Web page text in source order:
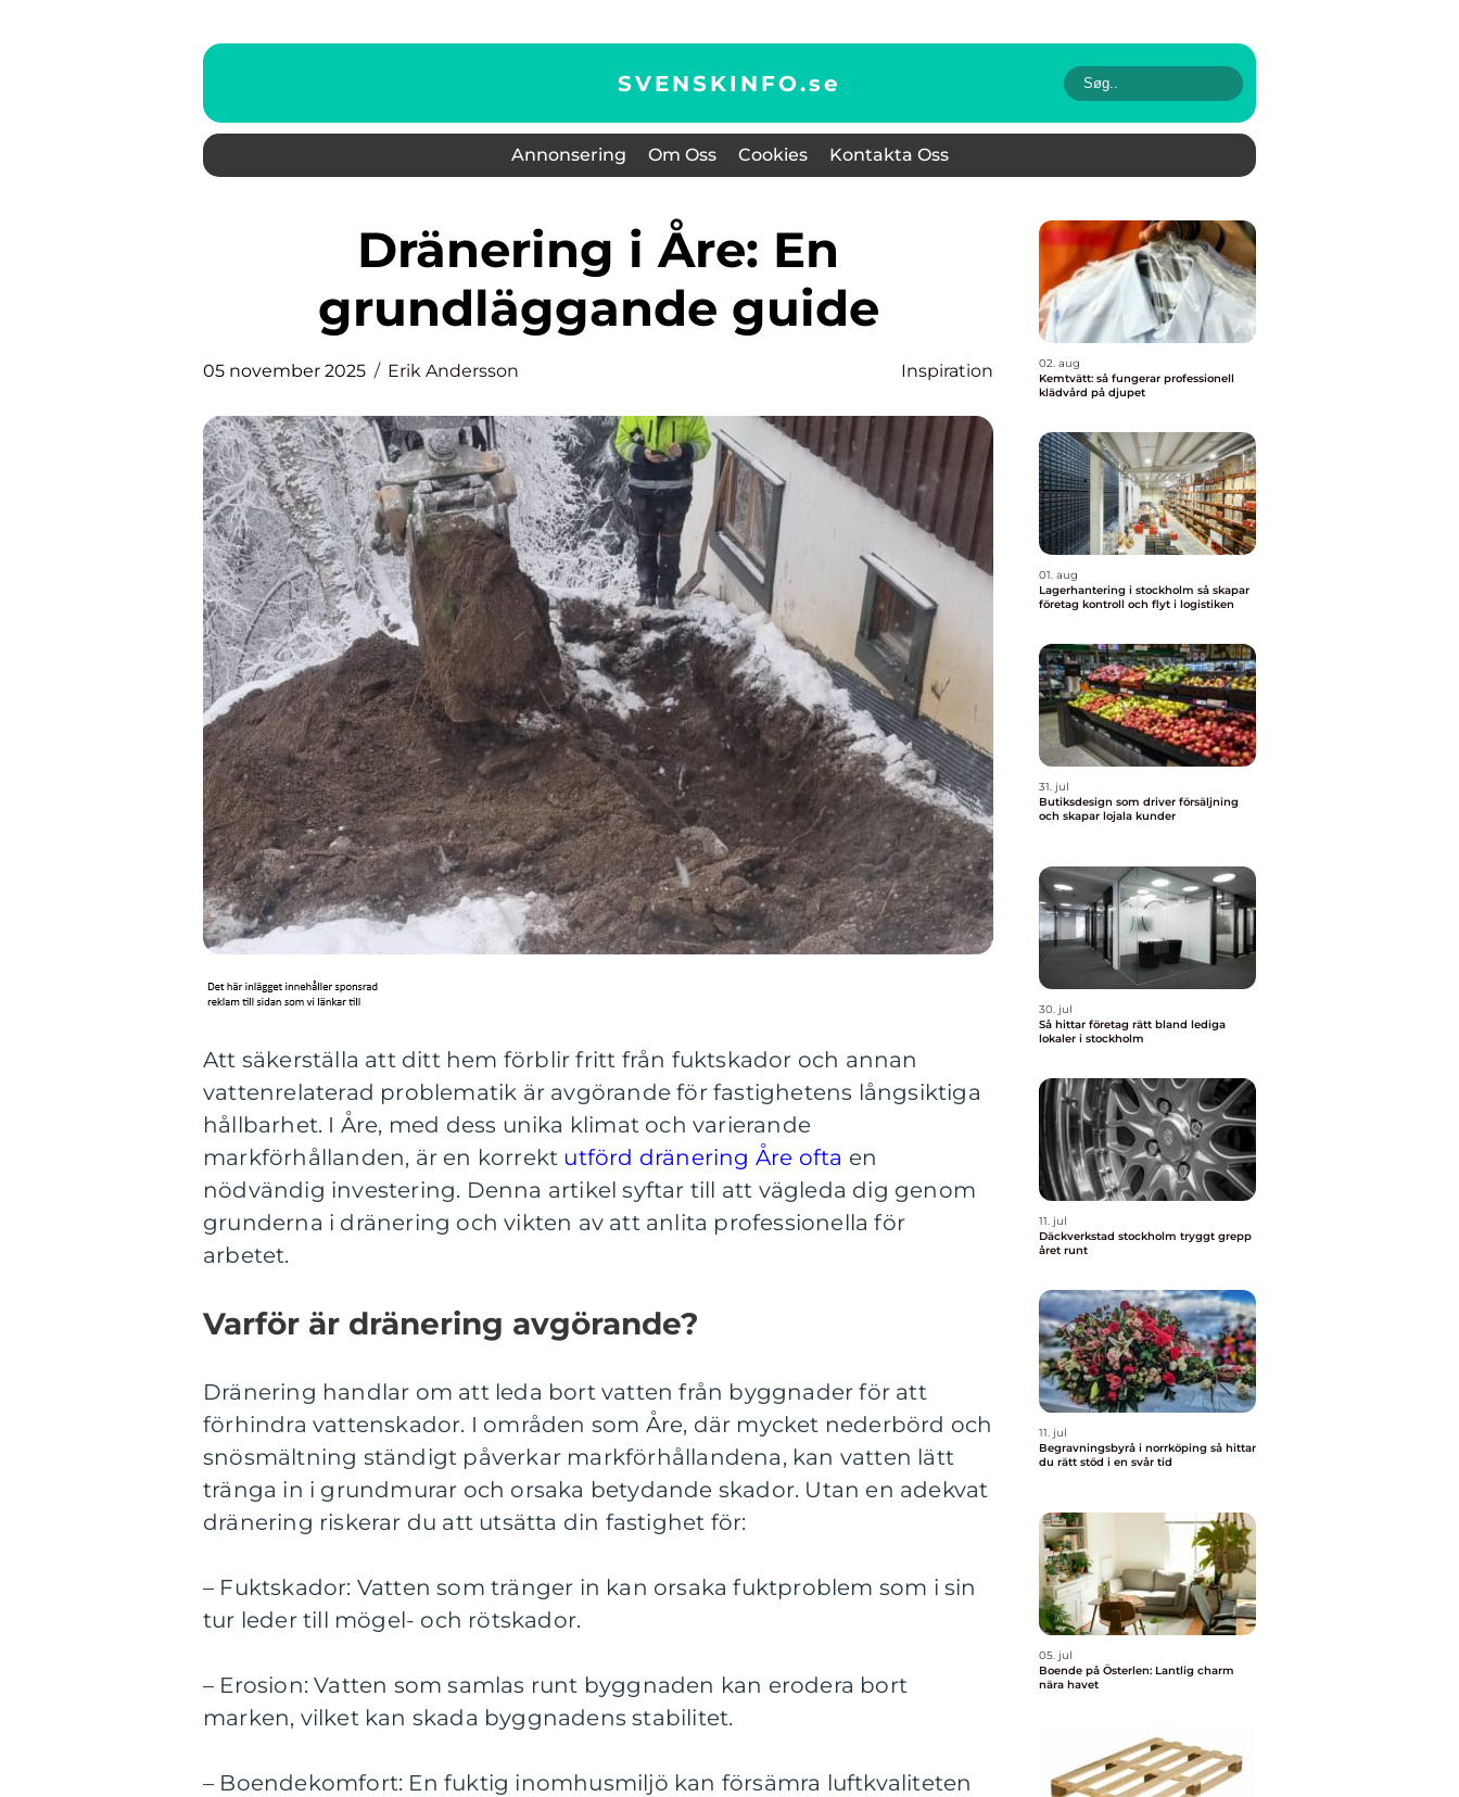
SVENSKINFO.se
Annonsering Om Oss Cookies Kontakta Oss
Dränering i Åre: En
grundläggande guide
05 november 2025 Erik Andersson Inspiration
Att säkerställa att ditt hem förblir fritt från fuktskador och annan
vattenrelaterad problematik är avgörande för fastighetens långsiktiga
hållbarhet. I Åre, med dess unika klimat och varierande
markförhållanden, är en korrekt utförd dränering Åre ofta en
nödvändig investering. Denna artikel syftar till att vägleda dig genom
grunderna i dränering och vikten av att anlita professionella för
arbetet.
Varför är dränering avgörande?
Dränering handlar om att leda bort vatten från byggnader för att
förhindra vattenskador. I områden som Åre, där mycket nederbörd och
snösmältning ständigt påverkar markförhållandena, kan vatten lätt
tränga in i grundmurar och orsaka betydande skador. Utan en adekvat
dränering riskerar du att utsätta din fastighet för:
– Fuktskador: Vatten som tränger in kan orsaka fuktproblem som i sin
tur leder till mögel- och rötskador.
– Erosion: Vatten som samlas runt byggnaden kan erodera bort
marken, vilket kan skada byggnadens stabilitet.
– Boendekomfort: En fuktig inomhusmiljö kan försämra luftkvaliteten
02. aug
Kemtvätt: så fungerar professionell
klädvård på djupet
01. aug
Lagerhantering i stockholm så skapar
företag kontroll och flyt i logistiken
31. jul
Butiksdesign som driver försäljning
och skapar lojala kunder
30. jul
Så hittar företag rätt bland lediga
lokaler i stockholm
11. jul
Däckverkstad stockholm tryggt grepp
året runt
11. jul
Begravningsbyrå i norrköping så hittar
du rätt stöd i en svår tid
05. jul
Boende på Österlen: Lantlig charm
nära havet